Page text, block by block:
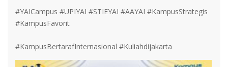
#YAICampus #UPIYAI #STIEYAI #AAYAI #KampusStrategis
#KampusFavorit
#KampusBertarafInternasional #Kuliahdijakarta